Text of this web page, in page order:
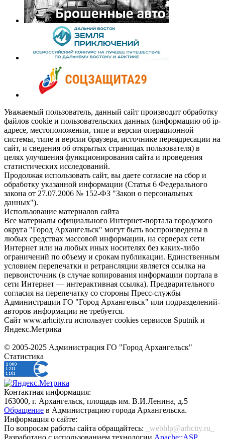
Уважаемый пользователь, данный сайт производит обработку
файлов cookie и пользовательских данных (информацию об ip-
адресе, местоположении, типе и версии операционной
системы, типе и версии браузера, источнике переадресации на
сайт, и сведения об открытых страницах пользователя) в
целях улучшения функционирования сайта и проведения
статистических исследований.
Продолжая использовать сайт, вы даете согласие на сбор и
обработку указанной информации (Статья 6 Федерального
закона от 27.07.2006 № 152-ФЗ "Закон о персональных
данных").
Использование материалов сайта
Все материалы официального Интернет-портала городского
округа "Город Архангельск" могут быть воспроизведены в
любых средствах массовой информации, на серверах сети
Интернет или на любых иных носителях без каких-либо
ограничений по объему и срокам публикации. Единственным
условием перепечатки и ретрансляции является ссылка на
первоисточник (в случае копирования информации портала в
сети Интернет — интерактивная ссылка). Предварительного
согласия на перепечатку со стороны Пресс-службы
Администрации ГО "Город Архангельск" или подразделений-
авторов информации не требуется.
Сайт www.arhcity.ru использует cookies сервисов Sputnik и
Яндекс.Метрика
© 2005-2025 Администрация ГО "Город Архангельск"
Статистика
Контактная информация:
163000, г. Архангельск, площадь им. В.И.Ленина, д.5
Обращение в Администрацию города Архангельска.
Информация о сайте:
По вопросам работы сайта обращайтесь:
_webhlp@arhcity.ru_
Разработано с использованием технологии Apache::ASP